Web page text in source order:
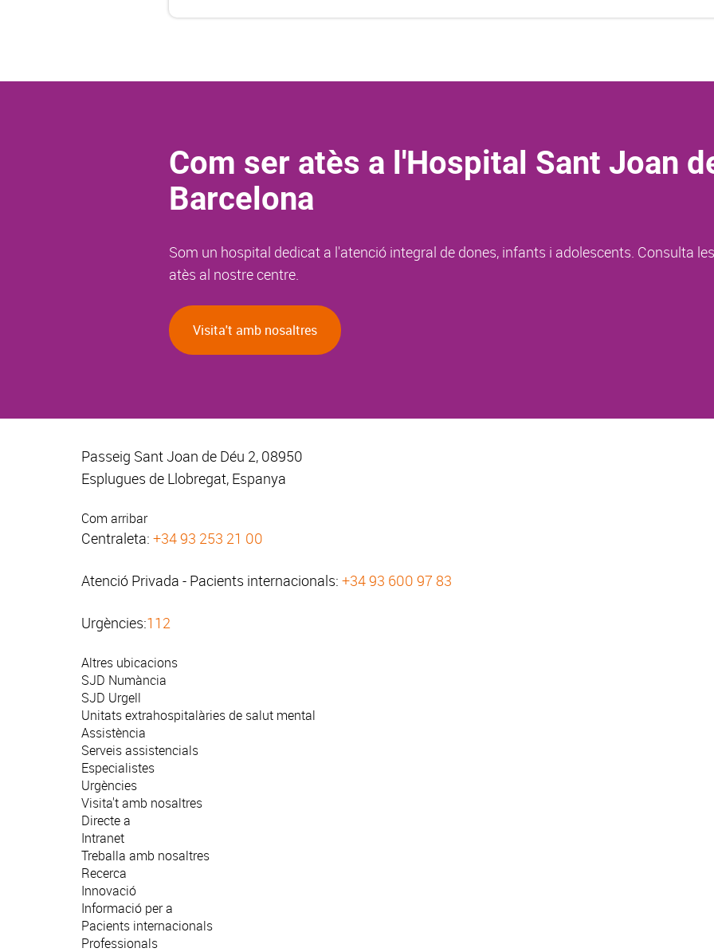
Com ser atès a l'Hospital Sant Joan
Barcelona
Som un hospital dedicat a l'atenció integral de dones, infants i adolescents. Consulta
atès al nostre centre.
Visita't amb nosaltres
Passeig Sant Joan de Déu 2, 08950
Esplugues de Llobregat, Espanya
Com arribar
Centraleta: +34 93 253 21 00
Atenció Privada - Pacients internacionals: +34 93 600 97 83
Urgències:112
Altres ubicacions
SJD Numància
SJD Urgell
Unitats extrahospitalàries de salut mental
Assistència
Serveis assistencials
Especialistes
Urgències
Visita't amb nosaltres
Directe a
Intranet
Treballa amb nosaltres
Recerca
Innovació
Informació per a
Pacients internacionals
Professionals